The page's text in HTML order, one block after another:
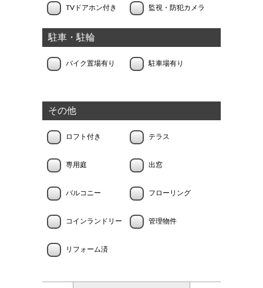
TVドアホン付き 監視・防犯カメラ
駐車・駐輪
バイク置場有り 駐車場有り
その他
ロフト付き テラス
専用庭 出窓
バルコニー フローリング
コインランドリー 管理物件
リフォーム済